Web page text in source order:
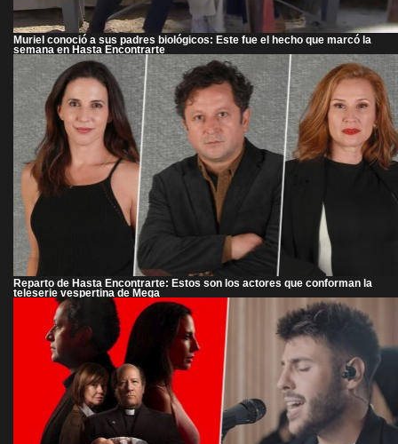
Muriel conoció a sus padres biológicos: Este fue el hecho que marcó la
semana en Hasta Encontrarte
Reparto de Hasta Encontrarte: Estos son los actores que conforman la
teleserie vespertina de Mega